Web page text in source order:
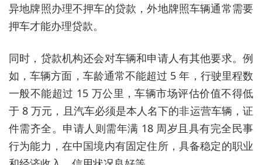
异地牌照办理不押车的贷款，外地牌照车辆通常需要
押车才能办理贷款。
同时，贷款机构还会对车辆和申请人有其他要求。例
如，车辆方面，车龄通常不能超过 5 年，行驶里程数
一般不能超过 15 万公里，车辆市场评估价值不得低
于 8 万元，且汽车必须是本人名下的非运营车辆，证
件需齐全。申请人则需年满 18 周岁且具有完全民事
行为能力，在中国境内有固定住所，具备稳定的职业